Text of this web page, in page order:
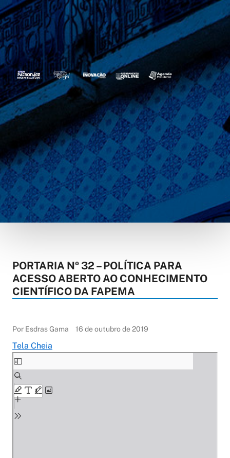
PORTARIA Nº 32 – POLÍTICA PARA
ACESSO ABERTO AO CONHECIMENTO
CIENTÍFICO DA FAPEMA
Por Esdras Gama 16 de outubro de 2019
Tela Cheia
Skip
to
PDF
content